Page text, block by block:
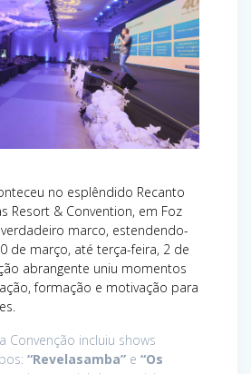
no esplêndido Recanto
Resort & Convention, em Foz
marco, estendendo-
de março, até terça-feira, 2 de
abrangente uniu momentos
formação e motivação para
Convenção incluiu shows
“Revelasamba” e “Os